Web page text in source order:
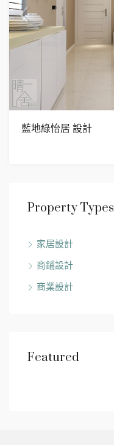
藍地綠怡居 設計
Property Types
家居設計
商鋪設計
商業設計
Featured